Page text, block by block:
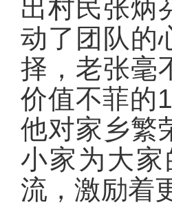
出村民张炳
动了团队的
择，老张毫
价值不菲的
他对家乡繁
小家为大
流，激励着